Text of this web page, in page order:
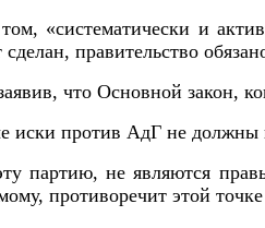
«систематически и
правительство
что Основной закон,
иски против АдГ не должны
партию, не являются
противоречит этой